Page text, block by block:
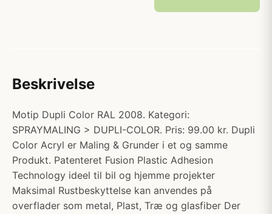
Beskrivelse
Motip Dupli Color RAL 2008. Kategori:
SPRAYMALING > DUPLI-COLOR. Pris: 99.00 kr. Dupli
Color Acryl er Maling & Grunder i et og samme
Produkt. Patenteret Fusion Plastic Adhesion
Technology ideel til bil og hjemme projekter
Maksimal Rustbeskyttelse kan anvendes på
overflader som metal, Plast, Træ og glasfiber Der